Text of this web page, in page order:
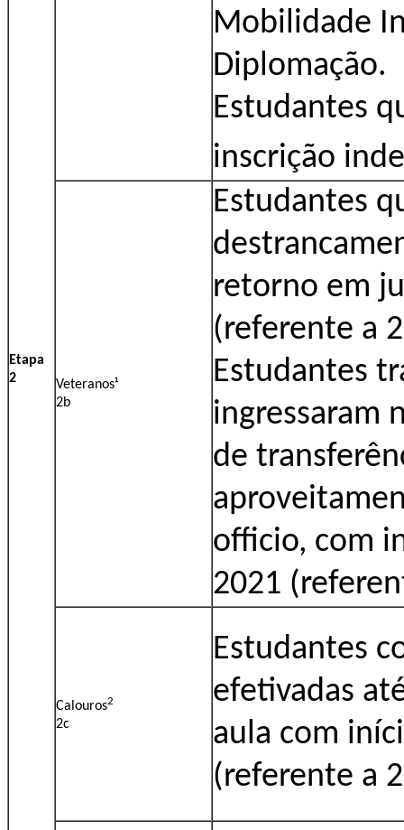
Etapa
2
Mobilidade
Diplomação.
Estudantes
inscrição
Veteranos¹
2b
Estudantes
retorno em
(referente a
Estudantes
ingressaram
de
officio, com
2021
Calouros2
2c
Estudantes
efetivadas
aula com
(referente a